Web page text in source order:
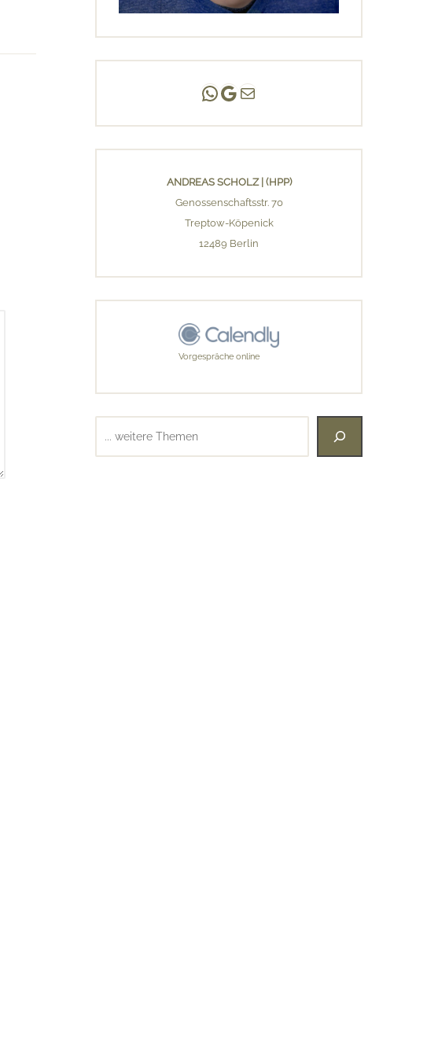
Andreas Scholz | (HPP)
Praxis Adlershof
E-Mail an mich ...
ANDREAS SCHOLZ | (HPP)
Genossenschaftsstr. 70
Treptow-Köpenick
12489 Berlin
Vorgespräche online